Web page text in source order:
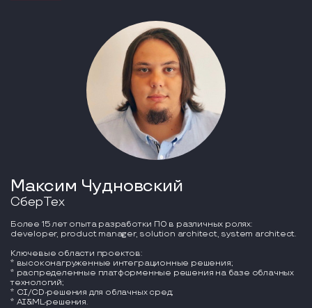
Максим Чудновский
СберТех
Более 15 лет опыта разработки ПО в различных ролях:
developer, product manager, solution architect, system architect.
Ключевые области проектов:
* высоконагруженные интеграционные решения;
* распределенные платформенные решения на базе облачных
технологий;
* CI/CD-решения для облачных сред;
* AI&ML-решения.